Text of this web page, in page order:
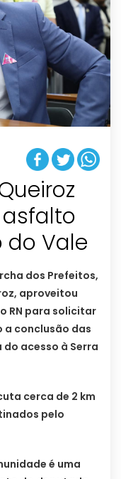
do Vale
dos Prefeitos,
aproveitou
RN para solicitar
a conclusão das
acesso à Serra
cerca de 2 km
pelo
é uma